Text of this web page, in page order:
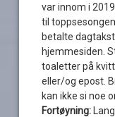
var innom i
til
betalte dagtakst
hjemmesiden.
toaletter på
eller/og epost.
kan ikke si noe
Fortøyning: